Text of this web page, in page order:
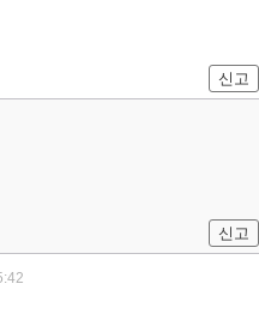
신고
신고